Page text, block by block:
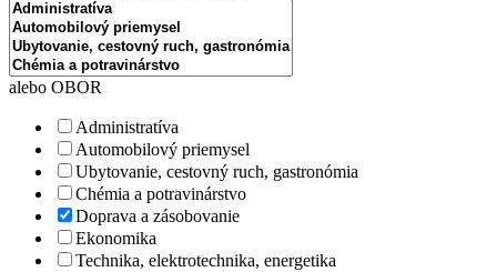
alebo OBOR
Administratíva
Automobilový priemysel
Ubytovanie, cestovný ruch, gastronómia
Chémia a potravinárstvo
Doprava a zásobovanie
Ekonomika
Technika, elektrotechnika, energetika